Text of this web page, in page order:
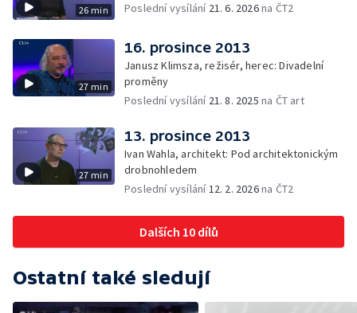
26 min
Poslední vysílání 21. 6. 2026na ČT2
27 min
16. prosince 2013
Janusz Klimsza, režisér, herec: Divadelní
proměny
Poslední vysílání 21. 8. 2025 na ČT art
27 min
13. prosince 2013
Ivan Wahla, architekt: Pod architektonickým
drobnohledem
Poslední vysílání12. 2. 2026na ČT2
Dalších 10 dílů
Ostatní také sledují